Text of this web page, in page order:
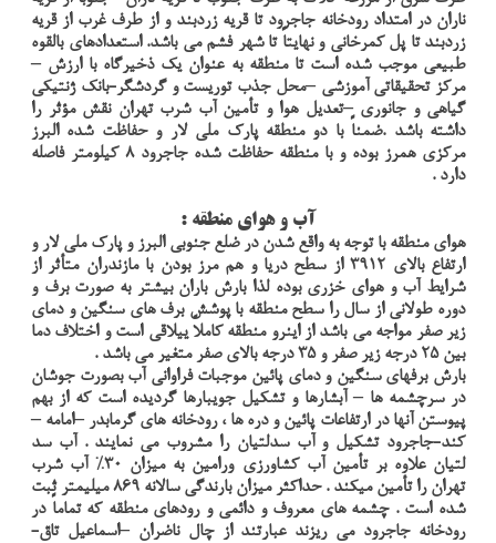
ناران در امتداد رودخانه جاجرود تا قريه زردبند و از طرف غرب از قريه
زردبند تا پل كمرخاني و نهايتاً تا شهر فشم مي باشد. استعدادهاي بالقوه
طبيعي موجب شده است تا منطقه به عنوان يك ذخيرگاه با ارزش –
مركز تحقيقاتي آموزشي –محل جذب توريست و گردشگر-بانك ژنتيكي
گياهي و جانوري –تعديل هوا و تأمين آب شرب تهران نقش مؤثر را
داشته باشد .ضمناً با دو منطقه پارك ملي لار و حفاظت شده البرز
مركزي همرز بوده و با منطقه حفاظت شده جاجرود 8 كيلومتر فاصله
دارد .
آب و هواي منطقه :
هواي منطقه با توجه به واقع شدن در ضلع جنوبي البرز و پارك ملي لار و
ارتفاع بالاي 3912 از سطح دريا و هم مرز بودن با مازندران متأثر از
شرايط آب و هواي خزري بوده لذا بارش باران بيشتر به صورت برف و
دوره طولاني از سال را سطح منطقه با پوشش برف هاي سنگين و دماي
زير صفر مواجه مي باشد از اينرو منطقه كاملاً ييلاقي است و اختلاف دما
بين 25 درجه زير صفر و 35 درجه بالاي صفر متغير مي باشد .
بارش برفهاي سنگين و دماي پائين موجبات فراواني آب بصورت جوشان
در سرچشمه ها – آبشارها و تشكيل جويبارها گرديده است كه از بهم
پيوستن آنها در ارتفاعات پائين و دره ها ، رودخانه هاي گرمابدر –امامه –
كند-جاجرود تشكيل و آب سدلتيان را مشروب مي نمايند . آب سد
لتيان علاوه بر تأمين آب كشاورزي ورامين به ميزان 30% آب شرب
تهران را تأمين ميكند . حداكثر ميزان بارندگي سالانه 869 ميليمتر ثبت
شده است . چشمه هاي معروف و دائمي و رودهاي منطقه كه تماماً در
رودخانه جاجرود مي ريزند عبارتند از چال ناضران –اسماعيل تاق-